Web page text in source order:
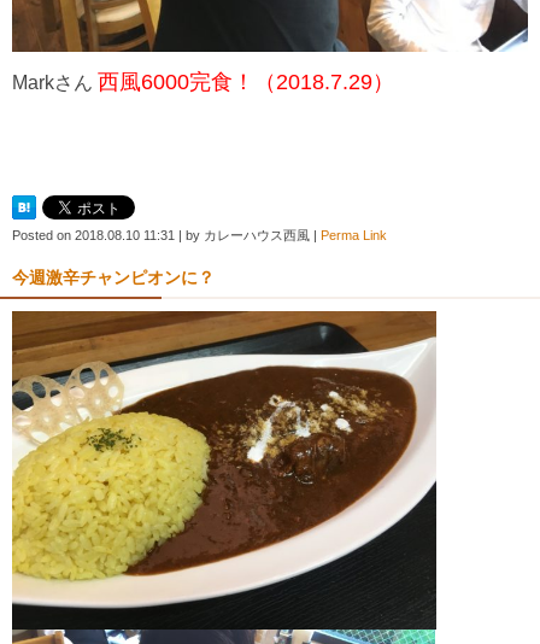
Markさん 西風6000完食！（2018.7.29）
Posted on 2018.08.10 11:31 | by カレーハウス西風 | Perma Link
今週激辛チャンピオンに？